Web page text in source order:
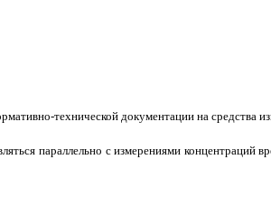
технической документации на средства
параллельно с измерениями концентраций